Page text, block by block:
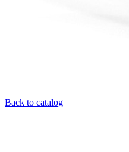
Back to catalog